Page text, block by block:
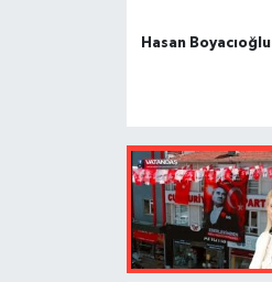
Hasan Boyacıoğlu